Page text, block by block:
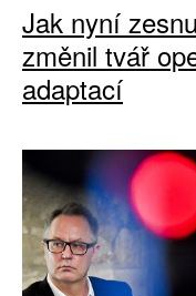
Jak nyní
změnil tvář
adaptací